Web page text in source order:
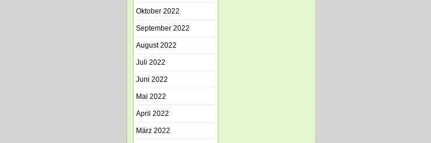
Oktober 2022
September 2022
August 2022
Juli 2022
Juni 2022
Mai 2022
April 2022
März 2022